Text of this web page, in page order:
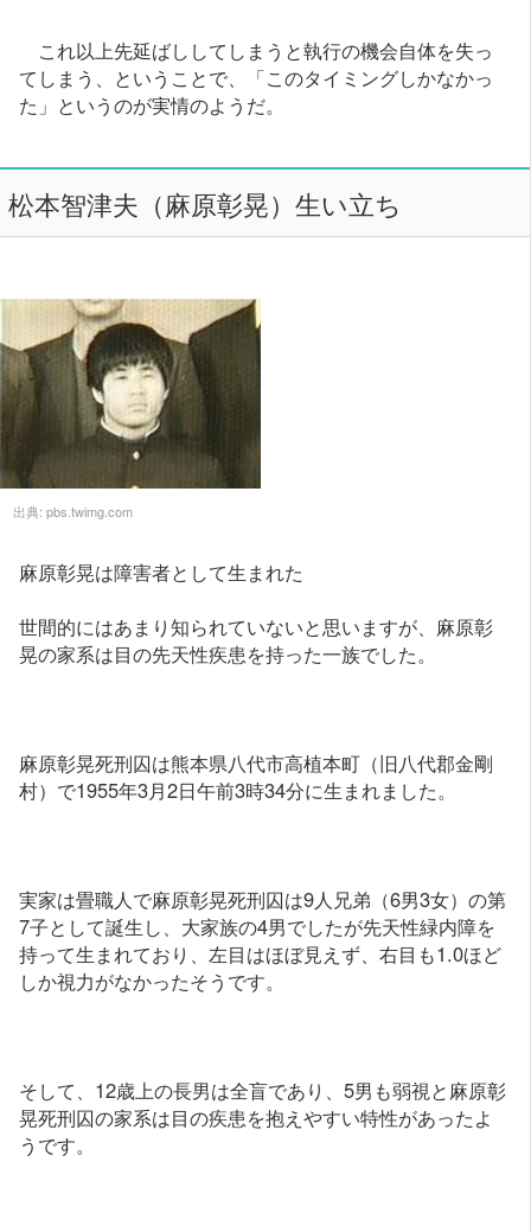
これ以上先延ばししてしまうと執行の機会自体を失っ
てしまう、ということで、「このタイミングしかなかっ
た」というのが実情のようだ。
松本智津夫（麻原彰晃）生い立ち
出典: pbs.twimg.com
麻原彰晃は障害者として生まれた
世間的にはあまり知られていないと思いますが、麻原彰
晃の家系は目の先天性疾患を持った一族でした。
麻原彰晃死刑囚は熊本県八代市高植本町（旧八代郡金剛
村）で1955年3月2日午前3時34分に生まれました。
実家は畳職人で麻原彰晃死刑囚は9人兄弟（6男3女）の第
7子として誕生し、大家族の4男でしたが先天性緑内障を
持って生まれており、左目はほぼ見えず、右目も1.0ほど
しか視力がなかったそうです。
そして、12歳上の長男は全盲であり、5男も弱視と麻原彰
晃死刑囚の家系は目の疾患を抱えやすい特性があったよ
うです。